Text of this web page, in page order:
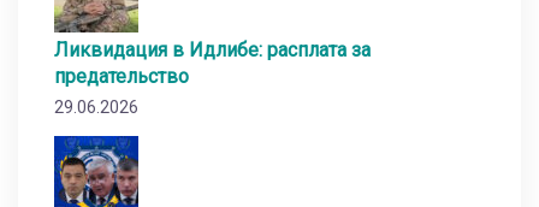
Ликвидация в Идлибе: расплата за
предательство
29.06.2026